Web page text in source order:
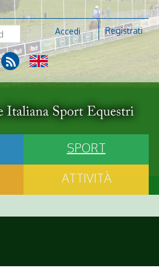
Accedi Registrati
SPORT
ATTIVITÀ